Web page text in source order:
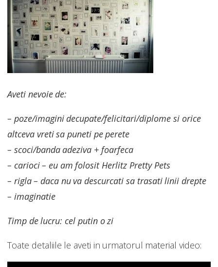
Aveti nevoie de:
– poze/imagini decupate/felicitari/diplome si orice
altceva vreti sa puneti pe perete
– scoci/banda adeziva + foarfeca
– carioci – eu am folosit Herlitz Pretty Pets
– rigla – daca nu va descurcati sa trasati linii drepte
– imaginatie
Timp de lucru: cel putin o zi
Toate detaliile le aveti in urmatorul material video: